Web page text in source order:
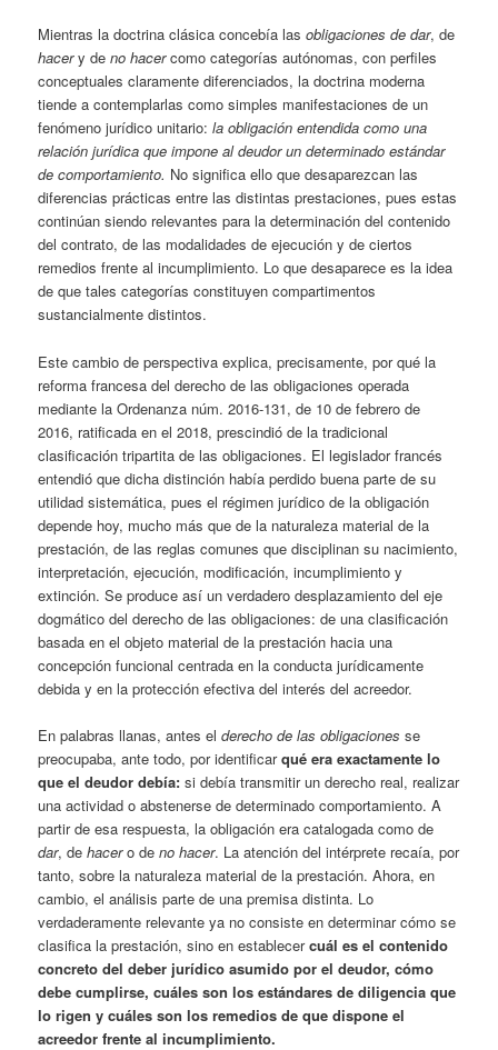
Mientras la doctrina clásica concebía lasobligaciones de dar, de
hacery deno hacercomo categorías autónomas, con perfiles
conceptuales claramente diferenciados, la doctrina moderna
tiende a contemplarlas como simples manifestaciones de un
fenómeno jurídico unitario:la obligación entendida como una
relación jurídica que impone al deudor un determinado estándar
de comportamiento. No significa ello que desaparezcan las
diferencias prácticas entre las distintas prestaciones, pues estas
continúan siendo relevantes para la determinación del contenido
del contrato, de las modalidades de ejecución y de ciertos
remedios frente al incumplimiento. Lo que desaparece es la idea
de que tales categorías constituyen compartimentos
sustancialmente distintos.
Este cambio de perspectiva explica, precisamente, por qué la
reforma francesa del derecho de las obligaciones operada
mediante la Ordenanza núm. 2016-131, de 10 de febrero de
2016, ratificada en el 2018, prescindió de la tradicional
clasificación tripartita de las obligaciones. El legislador francés
entendió que dicha distinción había perdido buena parte de su
utilidad sistemática, pues el régimen jurídico de la obligación
depende hoy, mucho más que de la naturaleza material de la
prestación, de las reglas comunes que disciplinan su nacimiento,
interpretación, ejecución, modificación, incumplimiento y
extinción. Se produce así un verdadero desplazamiento del eje
dogmático del derecho de las obligaciones: de una clasificación
basada en el objeto material de la prestación hacia una
concepción funcional centrada en la conducta jurídicamente
debida y en la protección efectiva del interés del acreedor.
En palabras llanas, antes elderecho de las obligaciones se
preocupaba, ante todo, por identificarqué era exactamente lo
que el deudor debía: si debía transmitir un derecho real, realizar
una actividad o abstenerse de determinado comportamiento. A
partir de esa respuesta, la obligación era catalogada como de
dar, dehacero deno hacer. La atención del intérprete recaía, por
tanto, sobre la naturaleza material de la prestación. Ahora, en
cambio, el análisis parte de una premisa distinta. Lo
verdaderamente relevante ya no consiste en determinar cómo se
clasifica la prestación, sino en establecercuál es el contenido
concreto del deber jurídico asumido por el deudor, cómo
debe cumplirse, cuáles son los estándares de diligencia que
lo rigen y cuáles son los remedios de que dispone el
acreedor frente al incumplimiento.